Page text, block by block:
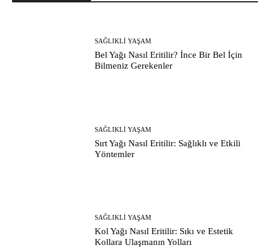
SAĞLIKLI YAŞAM
Bel Yağı Nasıl Eritilir? İnce Bir Bel İçin
Bilmeniz Gerekenler
SAĞLIKLI YAŞAM
Sırt Yağı Nasıl Eritilir: Sağlıklı ve Etkili
Yöntemler
SAĞLIKLI YAŞAM
Kol Yağı Nasıl Eritilir: Sıkı ve Estetik
Kollara Ulaşmanın Yolları